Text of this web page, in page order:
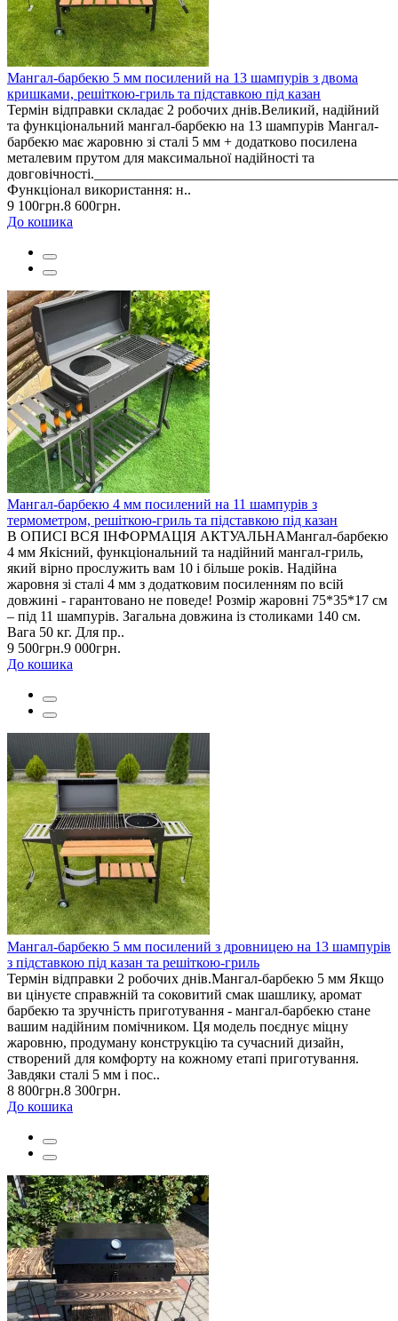
Мангал-барбекю 5 мм посилений на 13 шампурів з двома
кришками, решіткою-гриль та підставкою під казан
Термін відправки складає 2 робочих днів.Великий, надійний
та функціональний мангал-барбекю на 13 шампурів Мангал-
барбекю має жаровню зі сталі 5 мм + додатково посилена
металевим прутом для максимальної надійності та
Функціонал використання: н..
9 100грн.8 600грн.
До кошика
Мангал-барбекю 4 мм посилений на 11 шампурів з
термометром, решіткою-гриль та підставкою під казан
В ОПИСІ ВСЯ ІНФОРМАЦІЯ АКТУАЛЬНАМангал-барбекю
4 мм Якісний, функціональний та надійний мангал-гриль,
який вірно прослужить вам 10 і більше років. Надійна
жаровня зі сталі 4 мм з додатковим посиленням по всій
довжині - гарантовано не поведе! Розмір жаровні 75*35*17 см
– під 11 шампурів. Загальна довжина із столиками 140 см.
Вага 50 кг. Для пр..
9 500грн.9 000грн.
До кошика
Мангал-барбекю 5 мм посилений з дровницею на 13 шампурів
з підставкою під казан та решіткою-гриль
Термін відправки 2 робочих днів.Мангал-барбекю 5 мм Якщо
ви цінуєте справжній та соковитий смак шашлику, аромат
барбекю та зручність приготування - мангал-барбекю стане
вашим надійним помічником. Ця модель поєднує міцну
жаровню, продуману конструкцію та сучасний дизайн,
створений для комфорту на кожному етапі приготування.
Завдяки сталі 5 мм і пос..
8 800грн.8 300грн.
До кошика